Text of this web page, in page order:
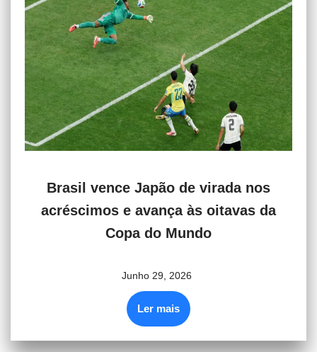
Brasil vence Japão de virada nos
acréscimos e avança às oitavas da
Copa do Mundo
Junho 29, 2026
Ler mais